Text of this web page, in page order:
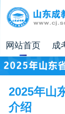
网站首页 成
2025年山
介绍